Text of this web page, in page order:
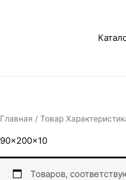
Главная / Товар
90x200x10
Товаров,